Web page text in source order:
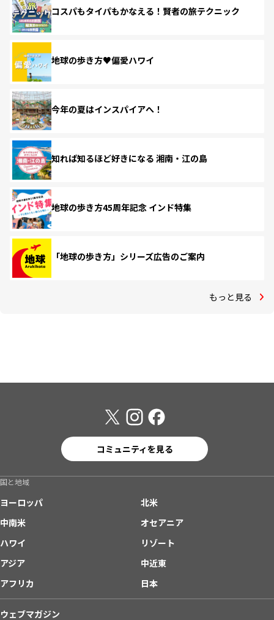
コスパもタイパもかなえる！賢者の旅テクニック
地球の歩き方♥偏愛ハワイ
今年の夏はインスパイアへ！
知れば知るほど好きになる 湘南・江の島
地球の歩き方45周年記念 インド特集
「地球の歩き方」シリーズ広告のご案内
もっと見る
コミュニティを見る
国と地域
ヨーロッパ
北米
中南米
オセアニア
ハワイ
リゾート
アジア
中近東
アフリカ
日本
ウェブマガジン